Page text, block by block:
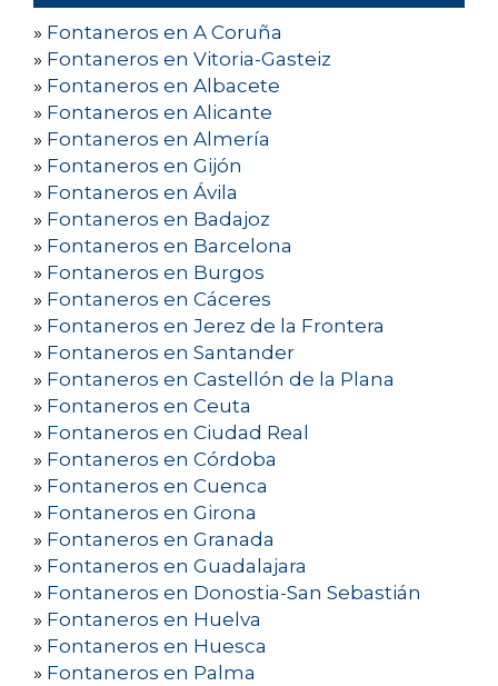
» Fontaneros en A Coruña
» Fontaneros en Vitoria-Gasteiz
» Fontaneros en Albacete
» Fontaneros en Alicante
» Fontaneros en Almería
» Fontaneros en Gijón
» Fontaneros en Ávila
» Fontaneros en Badajoz
» Fontaneros en Barcelona
» Fontaneros en Burgos
» Fontaneros en Cáceres
» Fontaneros en Jerez de la Frontera
» Fontaneros en Santander
» Fontaneros en Castellón de la Plana
» Fontaneros en Ceuta
» Fontaneros en Ciudad Real
» Fontaneros en Córdoba
» Fontaneros en Cuenca
» Fontaneros en Girona
» Fontaneros en Granada
» Fontaneros en Guadalajara
» Fontaneros en Donostia-San Sebastián
» Fontaneros en Huelva
» Fontaneros en Huesca
» Fontaneros en Palma